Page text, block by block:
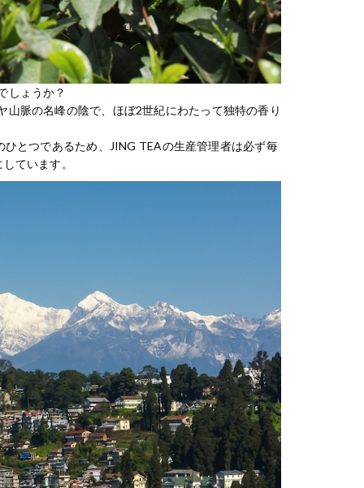
しょうか？
脈の名峰の陰で、ほぼ2世紀にわたって独特の香り
とつであるため、JING TEAの生産管理者は必ず毎
ています。